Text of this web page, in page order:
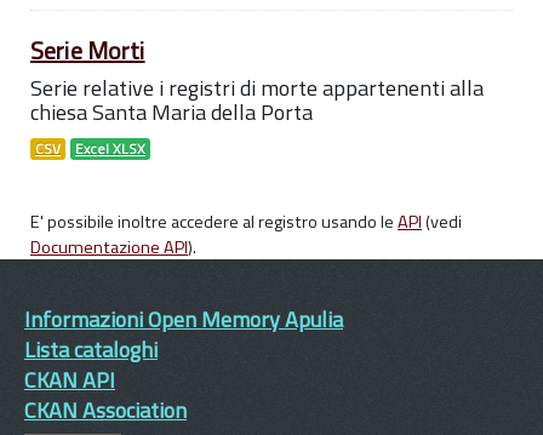
Serie Morti
Serie relative i registri di morte appartenenti alla
chiesa Santa Maria della Porta
CSV Excel XLSX
E' possibile inoltre accedere al registro usando leAPI(vedi
Documentazione API).
Informazioni Open Memory Apulia
Lista cataloghi
CKAN API
CKAN Association